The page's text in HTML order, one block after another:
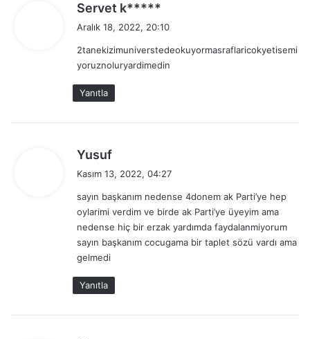
Servet k*****
i
k
Aralık 18, 2022, 20:10
2tanekizimuniverstedeokuyormasraflaricokyetisemi
yoruznoluryardimedin
Yanıtla
Yusuf
i
k
i
:
Kasım 13, 2022, 04:27
sayın başkanım nedense 4donem ak Parti’ye hep
oylarimi verdim ve birde ak Parti’ye üyeyim ama
nedense hiç bir erzak yardımda faydalanmiyorum
sayın başkanım cocugama bir taplet sözü vardı ama
gelmedi
Yanıtla